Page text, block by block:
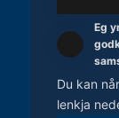
Eg
Du kan
lenkja